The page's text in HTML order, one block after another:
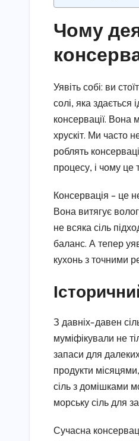
Чому
Уявіть собі: ви
солі, яка
консервації. Вона
хрускіт. Ми часто
роблять
процесу, і чому це
Консервація – це
Вона витягує
не всяка сіль
баланс. А тепер
кухонь з точними
З давніх-давен
муміфікували не
запаси для
продукти
сіль з домішками
морську сіль для
Сучасна